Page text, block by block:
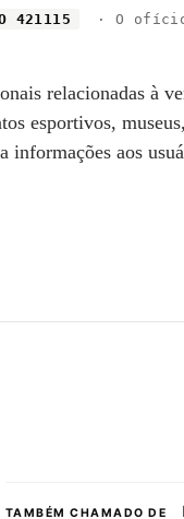
421115 · O
relacionadas à
esportivos,
informações aos
TAMBÉM CHAMADO DE